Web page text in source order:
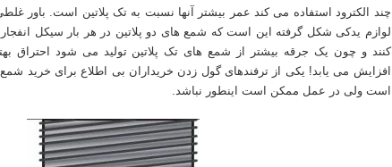
چند الکترود استفاده می کند عمر بیشتر آنها نسبت به تک پلاتین است. باور
لوازم یدکی شکل گرفته این است که شمع های دو پلاتین در هر بار سیکل
کنند و چون یک جرقه بیشتر از شمع های تک پلاتین تولید می شود احتراق
افزایش می یابد! یکی از ترفندهای گول زدن خریداران بی اطلاع برای خرید شمع
است ولی در عمل ممکن است اینطور نباشد.